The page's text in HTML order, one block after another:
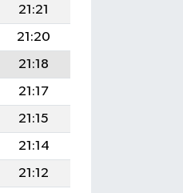
21:21
21:20
21:18
21:17
21:15
21:14
21:12